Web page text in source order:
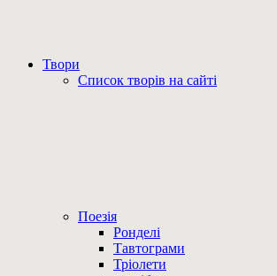
Твори
Список творів на сайті
Поезія
Ронделі
Тавтограми
Тріолети